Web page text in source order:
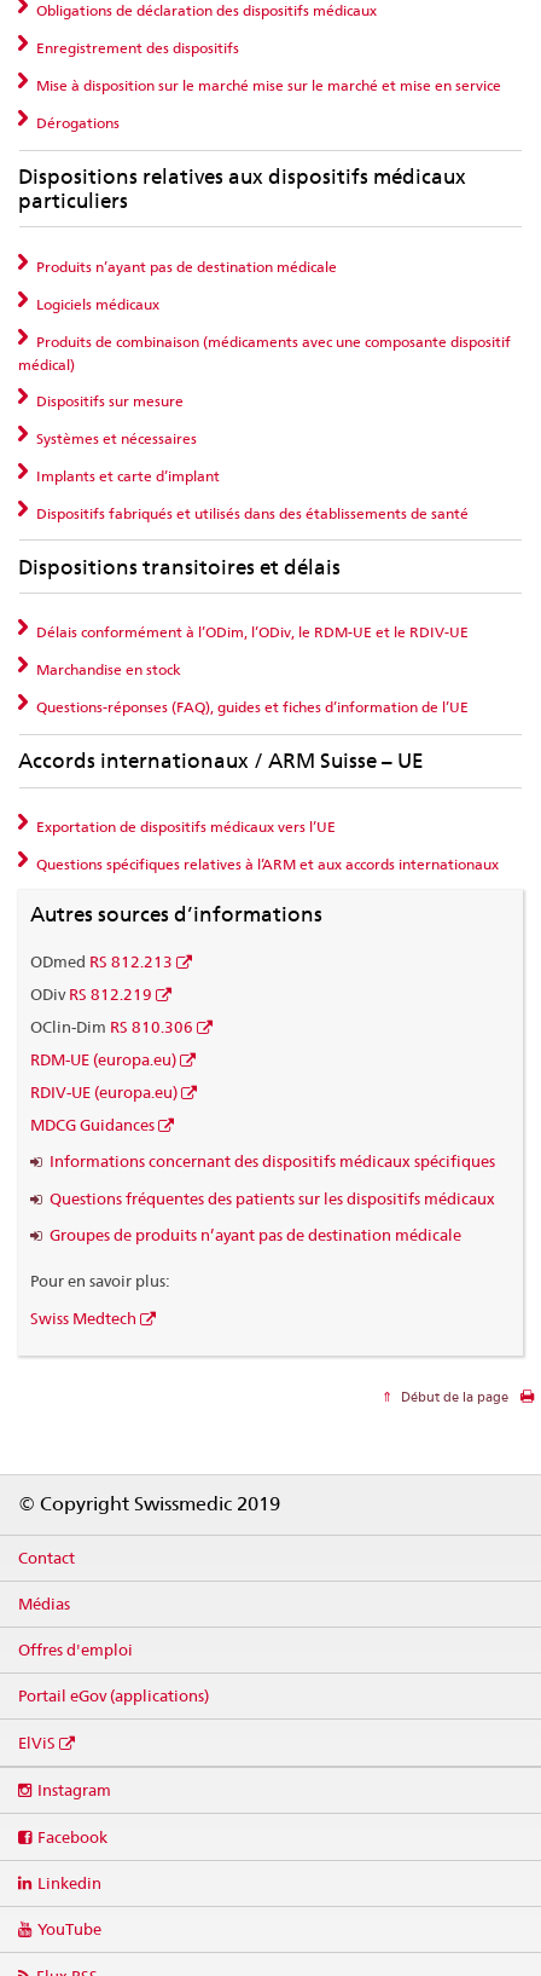
Obligations de déclaration des dispositifs médicaux
Enregistrement des dispositifs
Mise à disposition sur le marché mise sur le marché et mise en service
Dérogations
Dispositions relatives aux dispositifs médicaux
particuliers
Produits n’ayant pas de destination médicale
Logiciels médicaux
Produits de combinaison (médicaments avec une composante dispositif
médical)
Dispositifs sur mesure
Systèmes et nécessaires
Implants et carte d’implant
Dispositifs fabriqués et utilisés dans des établissements de santé
Dispositions transitoires et délais
Délais conformément à l’ODim, l’ODiv, le RDM-UE et le RDIV-UE
Marchandise en stock
Questions-réponses (FAQ), guides et fiches d’information de l’UE
Accords internationaux / ARM Suisse – UE
Exportation de dispositifs médicaux vers l’UE
Questions spécifiques relatives à l’ARM et aux accords internationaux
Autres sources d’informations
ODmed RS 812.213
ODivRS 812.219
OClin-Dim RS 810.306
RDM-UE (europa.eu)
RDIV-UE (europa.eu)
MDCG Guidances
Informations concernant des dispositifs médicaux spécifiques
Questions fréquentes des patients sur les dispositifs médicaux
Groupes de produits n’ayant pas de destination médicale
Pour en savoir plus:
Swiss Medtech
Début de la page
© Copyright Swissmedic 2019
Contact
Médias
Offres d'emploi
Portail eGov (applications)
ElViS
media
Instagram
Facebook
Linkedin
YouTube